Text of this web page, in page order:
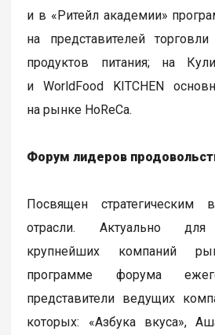
и в «Ритейл академии»
на представителей
продуктов питания; на
и WorldFood KITCHEN
на рынке HoReCa.
Форум лидеров
Посвящен стратегическим
отрасли. Актуально для
крупнейших компаний
программе форума
представители ведущих
которых: «Азбука вкуса»,